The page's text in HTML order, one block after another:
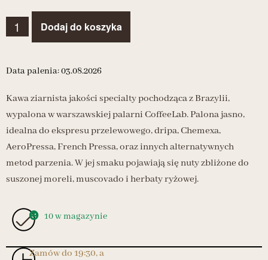
Dodaj do koszyka
Data palenia: 03.08.2026
Kawa ziarnista jakości specialty pochodząca z Brazylii,
wypalona w warszawskiej palarni CoffeeLab. Palona jasno,
idealna do ekspresu przelewowego, dripa, Chemexa,
AeroPressa, French Pressa, oraz innych alternatywnych
metod parzenia. W jej smaku pojawiają się nuty zbliżone do
suszonej moreli, muscovado i herbaty ryżowej.
10 w magazynie
Zamów do 19:30, a